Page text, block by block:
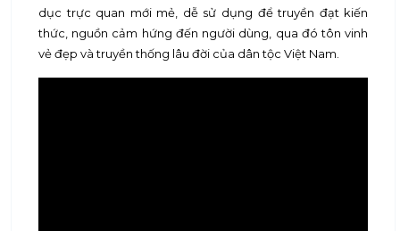
dục trực quan mới mẻ, dễ sử dụng để truyền đạt kiến
thức, nguồn cảm hứng đến người dùng, qua đó tôn vinh
vẻ đẹp và truyền thống lâu đời của dân tộc Việt Nam.